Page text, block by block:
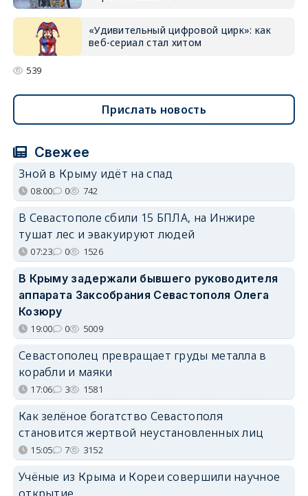
«Удивительный цифровой цирк»: как
веб-сериал стал хитом
539
Прислать новость
Свежее
Зной в Крыму идёт на спад
08:00 0 742
В Севастополе сбили 15 БПЛА, на Инжире
тушат лес и эвакуируют людей
07:23 0 1526
В Крыму задержали бывшего руководителя
аппарата Заксобрания Севастополя Олега
Козюру
19:00 0 5009
Севастополец превращает груды металла в
корабли и маяки
17:06 3 1581
Как зелёное богатство Севастополя
становится жертвой неустановленных лиц
15:05 7 3152
Учёные из Крыма и Кореи совершили научное